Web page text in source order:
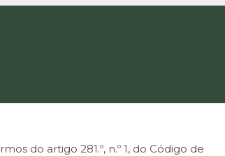
do artigo 281.º, n.º 1, do Código de